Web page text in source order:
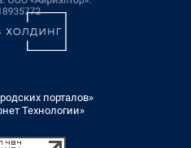
порталов»
Технологии»